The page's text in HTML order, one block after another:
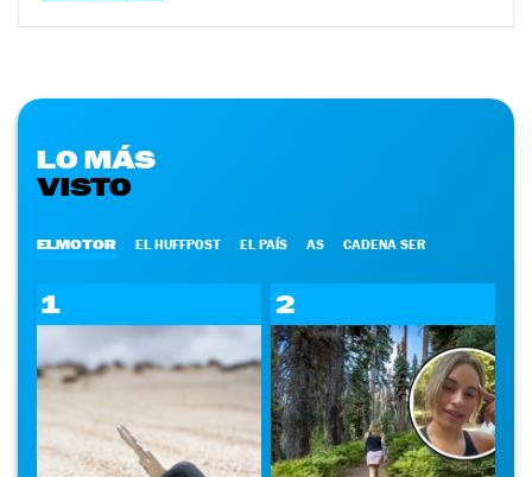
LO MÁS
VISTO
ELMOTOR EL HUFFPOST EL PAÍS AS CADENA SER
1 2